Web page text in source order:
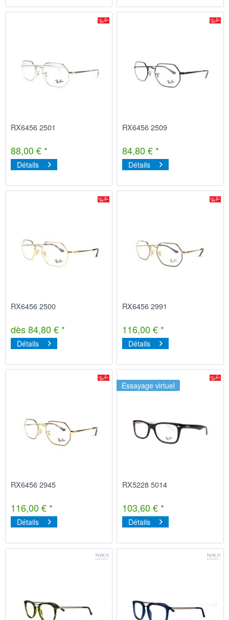
RX6456 2501
88,00 € *
Détails
RX6456 2509
84,80 € *
Détails
RX6456 2500
dès 84,80 € *
Détails
RX6456 2991
116,00 € *
Détails
RX6456 2945
116,00 € *
Détails
Essayage virtuel
RX5228 5014
103,60 € *
Détails